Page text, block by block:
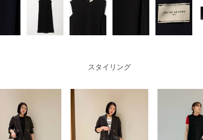
スタイリング